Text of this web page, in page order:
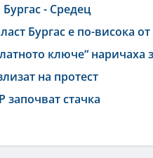
- Средец
Бургас е по-висока
ключе“
на протест
стачка